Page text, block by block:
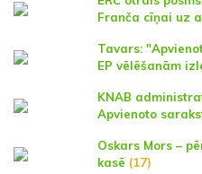
Franča cīņai uz
Tavars:
EP vēlēšanām
KNAB
Apvienoto
Oskars Mors –
kasē (17)